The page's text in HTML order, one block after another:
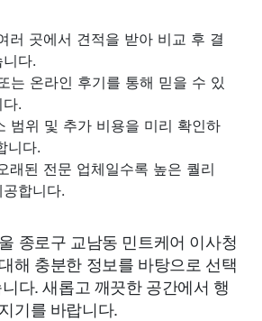
러 곳에서 견적을 받아 비교 후 결
다.
는 온라인 후기를 통해 믿을 수 있
.
범위 및 추가 비용을 미리 확인하
니다.
래된 전문 업체일수록 높은 퀄리
합니다.
종로구 교남동 민트케어 이사청
해 충분한 정보를 바탕으로 선택
다. 새롭고 깨끗한 공간에서 행
기를 바랍니다.